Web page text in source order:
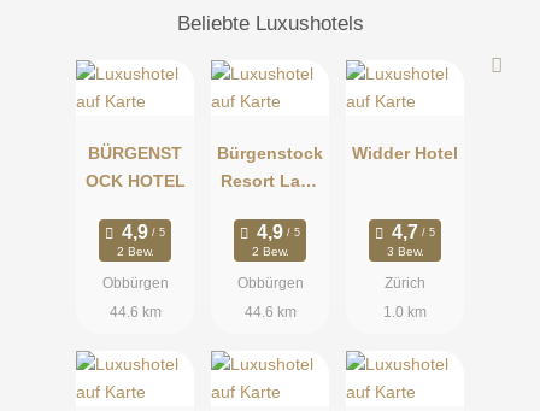
Beliebte Luxushotels
BÜRGENST
OCK HOTEL
2 Bew.
Obbürgen
44.6 km
Bürgenstock
Resort Lake
2 Bew.
Obbürgen
44.6 km
Widder Hotel
3 Bew.
Zürich
1.0 km